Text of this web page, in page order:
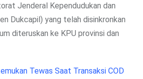
Jenderal Kependudukan dan
Dukcapil) yang telah disinkronkan
diteruskan ke KPU provinsi dan
Tewas Saat Transaksi COD